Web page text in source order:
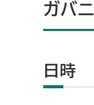
ガバ
日時